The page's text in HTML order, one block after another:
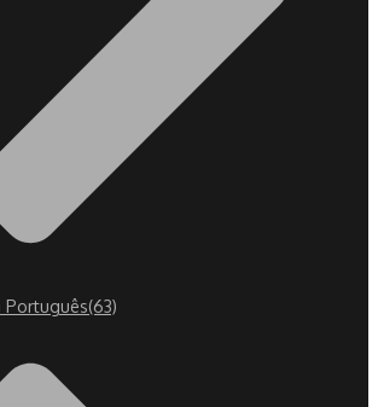
Português(63)